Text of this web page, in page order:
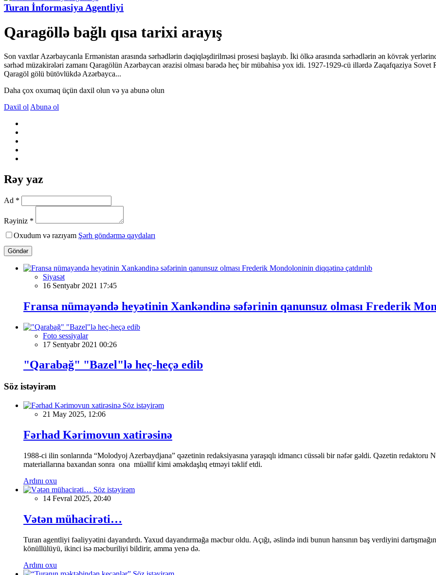
Turan İnformasiya Agentliyi
Qaragöllə bağlı qısa tarixi arayış
Son vaxtlar Azərbaycanla Ermənistan arasında sərhədlərin dəqiqləşdirilməsi prosesi başlayıb. İki ölkə arasında sərhədlərin ən kövrək
sərhəd müzakirələri zamanı Qaragölün Azərbaycan ərazisi olması barədə heç bir mübahisə yox idi. 1927-1929-cü illərdə Zaqafqaziya Sovet
Qaragöl gölü bütövlükdə Azərbayca...
Daha çox oxumaq üçün daxil olun və ya abunə olun
Daxil ol Abunə ol
Rəy yaz
Ad *
Rəyiniz *
Oxudum və razıyam Şərh göndərmə qaydaları
Göndər
Siyasət
16 Sentyabr 2021 17:45
Fransa nümayəndə heyətinin Xankəndinə səfərinin qanunsuz olması Frederik
Foto sessiyalar
17 Sentyabr 2021 00:26
"Qarabağ" "Bazel"lə heç-heçə edib
Söz istəyirəm
Söz istəyirəm
21 May 2025, 12:06
Fərhad Kərimovun xatirəsinə
1988-ci ilin sonlarında “Molodyoj Azerbaydjana” qəzetinin redaksiyasına yaraşıqlı idmancı cüssəli bir nəfər gəldi. Qəzetin
materiallarına baxandan sonra ona müəllif kimi əməkdaşlıq etməyi təklif etdi.
Ardını oxu
Söz istəyirəm
14 Fevral 2025, 20:40
Vətən mühacirəti…
Turan agentliyi fəaliyyətini dayandırdı. Yaxud dayandırmağa məcbur oldu. Açığı, əslində indi bunun hansının baş verdiyini
könüllülüyü, ikinci isə məcburiliyi bildirir, amma yenə də.
Ardını oxu